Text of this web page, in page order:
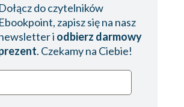
Dołącz do czytelników
Ebookpoint, zapisz się na nasz
i odbierz darmowy
. Czekamy na Ciebie!